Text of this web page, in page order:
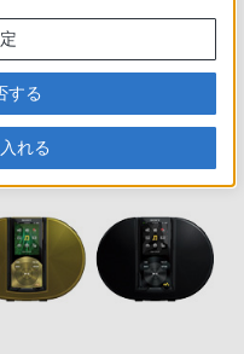
。シックな4色のカ
する
れる